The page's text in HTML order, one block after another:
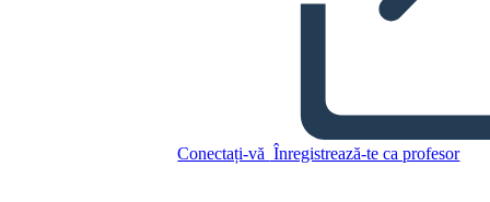
Conectați-vă Înregistrează-te ca profesor
דיאגרמה מגרש אלף שמשות